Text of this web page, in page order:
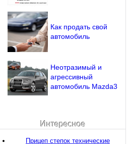
Как продать свой
автомобиль
Неотразимый и
агрессивный
автомобиль Mazda3
Интересное
Прицеп степок технические